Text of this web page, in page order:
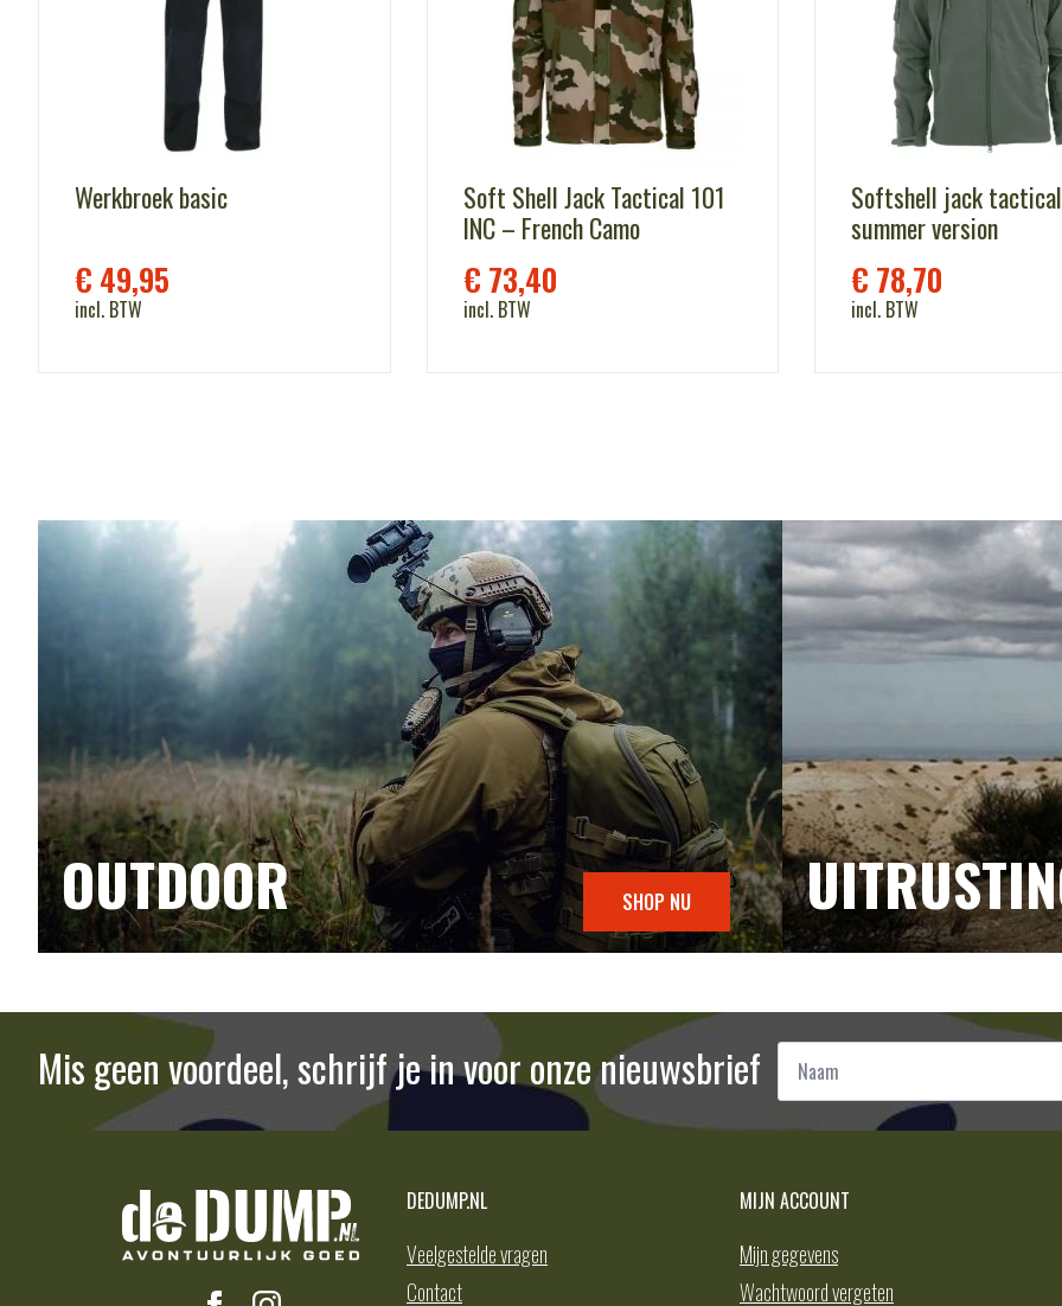
Werkbroek basic
€ 49,95
incl. BTW
Soft Shell Jack Tactical 101
INC – French Camo
€ 73,40
incl. BTW
Softshell jack tactical
summer version
€ 78,70
incl. BTW
OUTDOOR SHOP NU
Mis geen voordeel, schrijf je in voor onze nieuwsbrief Naam
DEDUMP.NL
Veelgestelde vragen
Contact
MIJN ACCOUNT
Mijn gegevens
Wachtwoord vergeten